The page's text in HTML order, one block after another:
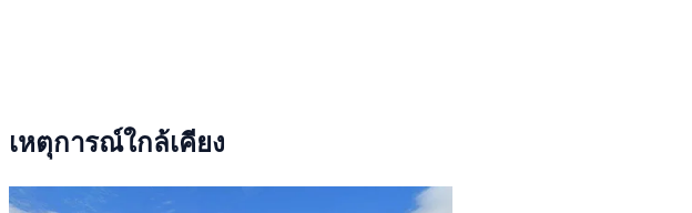
เหตุการณ์ใกล้เคียง